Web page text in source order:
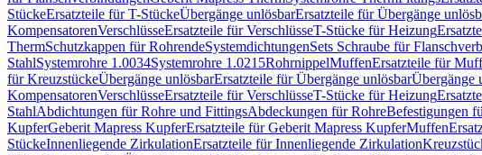
StückeErsatzteile für T-StückeÜbergänge unlösbarErsatzteile für Übergänge
KompensatorenVerschlüsseErsatzteile für VerschlüsseT-Stücke für Heizung
ThermSchutzkappen für RohrendeSystemdichtungenSets Schraube für
StahlSystemrohre 1.0034Systemrohre 1.0215RohrnippelMuffenErsatzteile für
für KreuzstückeÜbergänge unlösbarErsatzteile für Übergänge unlösbarÜbergänge
KompensatorenVerschlüsseErsatzteile für VerschlüsseT-Stücke für Heizung
StahlAbdichtungen für Rohre und FittingsAbdeckungen für RohreBefestigungen
KupferGeberit Mapress KupferErsatzteile für Geberit Mapress KupferMuffen
StückeInnenliegende ZirkulationErsatzteile für Innenliegende Zirkulation